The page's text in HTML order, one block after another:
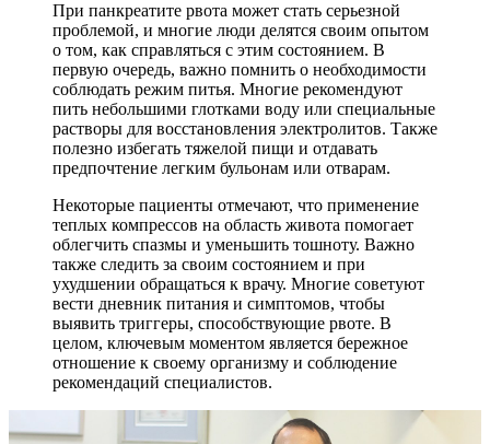
При панкреатите рвота может стать серьезной
проблемой, и многие люди делятся своим опытом
о том, как справляться с этим состоянием. В
первую очередь, важно помнить о необходимости
соблюдать режим питья. Многие рекомендуют
пить небольшими глотками воду или специальные
растворы для восстановления электролитов. Также
полезно избегать тяжелой пищи и отдавать
предпочтение легким бульонам или отварам.
Некоторые пациенты отмечают, что применение
теплых компрессов на область живота помогает
облегчить спазмы и уменьшить тошноту. Важно
также следить за своим состоянием и при
ухудшении обращаться к врачу. Многие советуют
вести дневник питания и симптомов, чтобы
выявить триггеры, способствующие рвоте. В
целом, ключевым моментом является бережное
отношение к своему организму и соблюдение
рекомендаций специалистов.